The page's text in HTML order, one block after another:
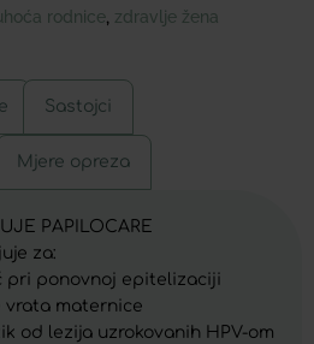
rodnice zdravlje žena
Sastojci
Mjere opreza
PAPILOCARE
za:
pri ponovnoj epitelizaciji
vrata maternice
od lezija uzrokovanih HPV-om